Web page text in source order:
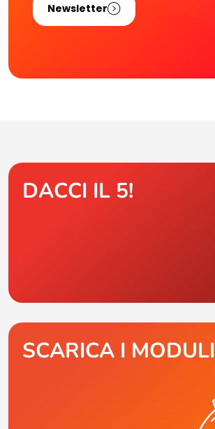
Newsletter
DACCI IL 5!
SCARICA I MODULI